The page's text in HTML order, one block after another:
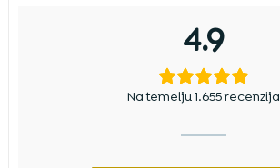
4.9
Na temelju 1.655 recenzija